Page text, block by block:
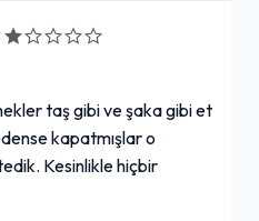
taş gibi ve şaka gibi et
kapatmışlar o
Kesinlikle hiçbir